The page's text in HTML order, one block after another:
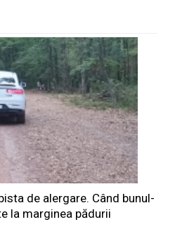
de alergare. Când bunul-
la marginea pădurii